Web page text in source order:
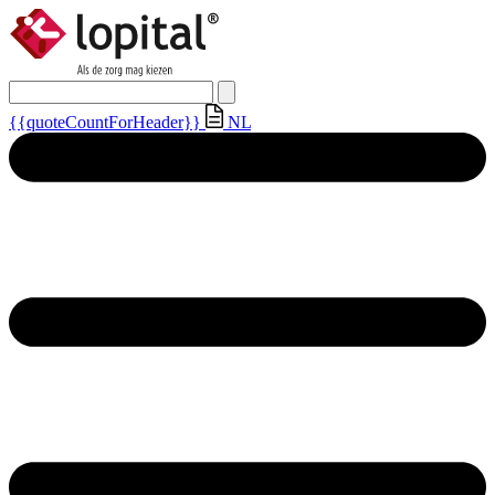
{{quoteCountForHeader}} NL